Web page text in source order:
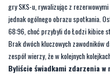
Brak dwóch kluczowych zawodników
zespół wierzy, że w kolejnych
Byliście świadkami zdarzenia w
Wasze sygnały i informacje.
pośrednictwemstrony
redakcja@kociewie24.pl.